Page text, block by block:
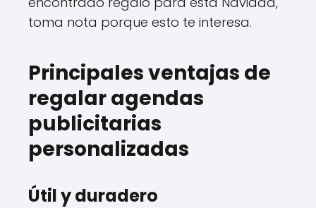
toma nota porque esto te interesa.
Principales ventajas de
regalar agendas
publicitarias
personalizadas
Útil y duradero